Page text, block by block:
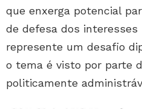
que enxerga potencial
de defesa dos interesses
represente um desafio
o tema é visto por parte
politicamente